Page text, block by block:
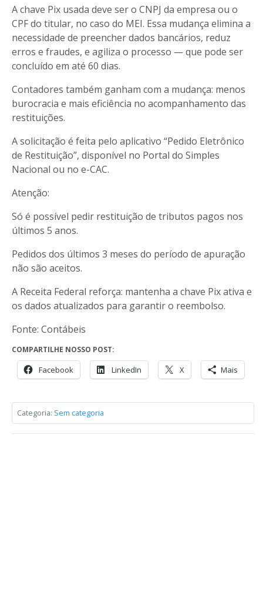
A chave Pix usada deve ser o CNPJ da empresa ou o
CPF do titular, no caso do MEI. Essa mudança elimina a
necessidade de preencher dados bancários, reduz
erros e fraudes, e agiliza o processo — que pode ser
concluído em até 60 dias.
Contadores também ganham com a mudança: menos
burocracia e mais eficiência no acompanhamento das
restituições.
A solicitação é feita pelo aplicativo “Pedido Eletrônico
de Restituição”, disponível no Portal do Simples
Nacional ou no e-CAC.
Atenção:
Só é possível pedir restituição de tributos pagos nos
últimos 5 anos.
Pedidos dos últimos 3 meses do período de apuração
não são aceitos.
A Receita Federal reforça: mantenha a chave Pix ativa e
os dados atualizados para garantir o reembolso.
Fonte: Contábeis
COMPARTILHE NOSSO POST:
Facebook LinkedIn X Mais
Categoria: Sem categoria